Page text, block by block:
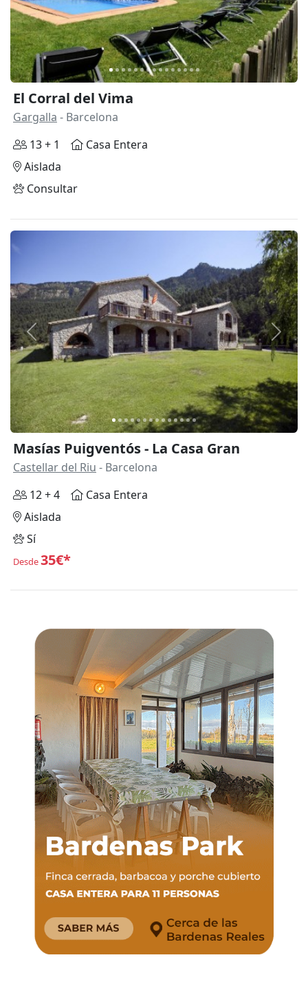
El Corral del Vima
Gargalla - Barcelona
13 + 1
Casa Entera
Aislada
Consultar
Anterior
Masías Puigventós - La Casa Gran
Castellar del Riu - Barcelona
12 + 4
Casa Entera
Aislada
Sí
Desde35€*